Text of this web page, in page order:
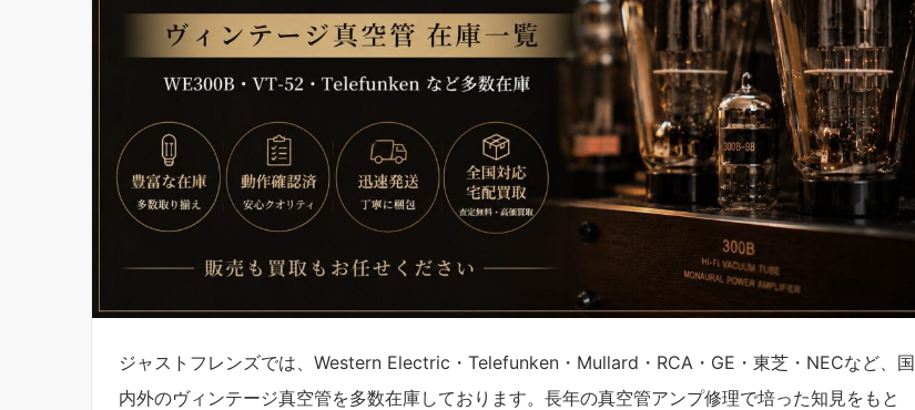
ジャストフレンズでは、Western Electric・Telefunken・Mullard・RCA・GE・東芝・NECなど、国
内外のヴィンテージ真空管を多数在庫しております。長年の真空管アンプ修理で培った知見をもと